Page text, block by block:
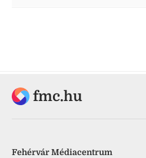
fmc.hu
Fehérvár Médiacentrum